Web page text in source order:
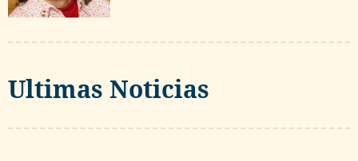
Ultimas Noticias